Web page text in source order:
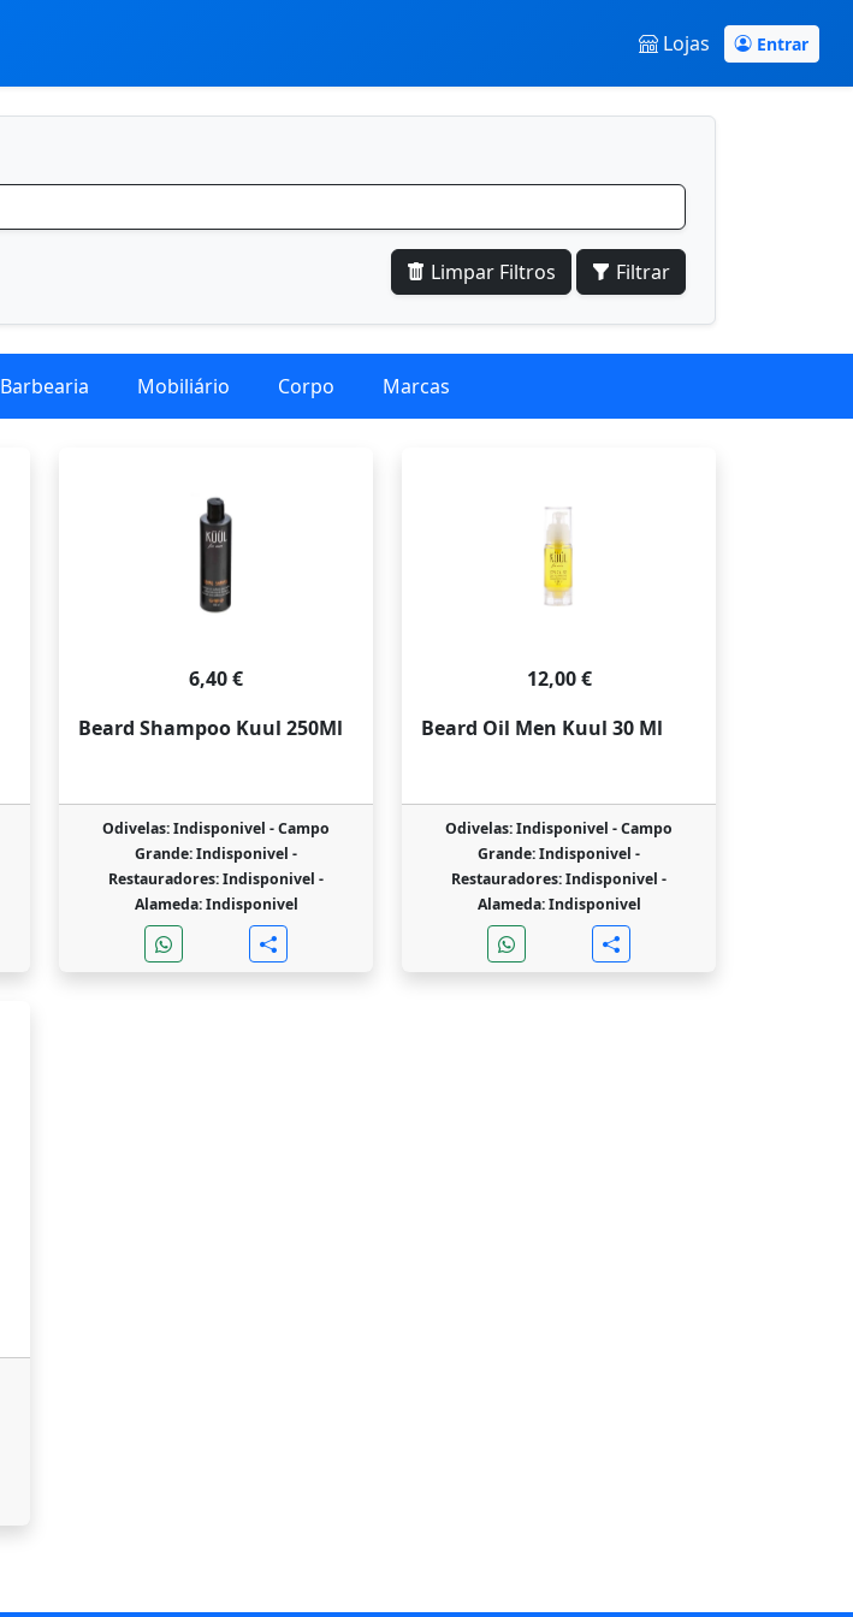
Lojas Entrar
Limpar Filtros Filtrar
Barbearia Mobiliário Corpo Marcas
6,40 €
Beard Shampoo Kuul 250Ml
Odivelas: Indisponivel -Campo
Grande: Indisponivel -
Restauradores: Indisponivel -
Alameda: Indisponivel
12,00 €
Beard Oil Men Kuul 30 Ml
Odivelas: Indisponivel -Campo
Grande: Indisponivel -
Restauradores: Indisponivel -
Alameda: Indisponivel